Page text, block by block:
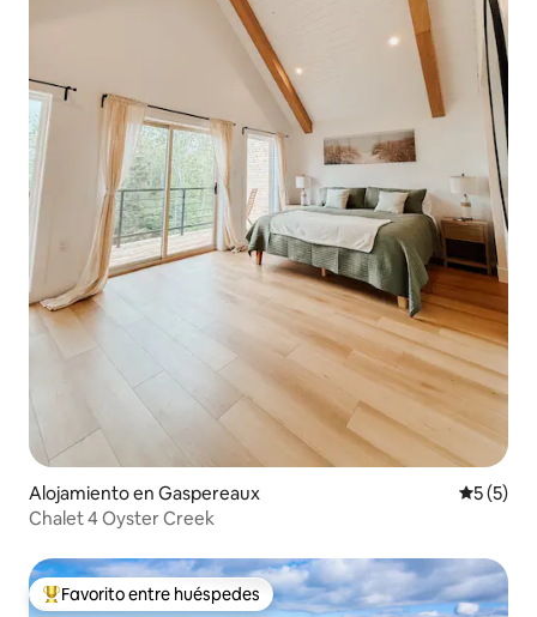
Alojamiento en Gaspereaux
5 (5)
Chalet 4 Oyster Creek
Favorito entre los huéspedes más destacados
Favorito entre huéspedes